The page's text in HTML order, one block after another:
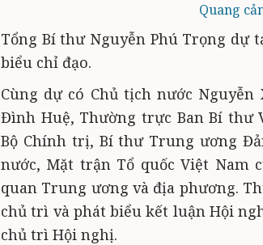
Quang
Tổng Bí thư Nguyễn Phú Trọng dự
biểu chỉ đạo.
Cùng dự có Chủ tịch nước Nguyễn
Đình Huệ, Thường trực Ban Bí thư
Bộ Chính trị, Bí thư Trung ương
nước, Mặt trận Tổ quốc Việt Nam
quan Trung ương và địa phương.
chủ trì và phát biểu kết luận Hội
chủ trì Hội nghị.